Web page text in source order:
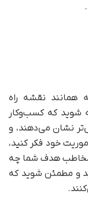
همانند نقشه راه
شوید که کسب‌وکار
نشان می‌دهند، و
خود فکر کنید،
مخاطب هدف شما چه
و مطمئن شوید که